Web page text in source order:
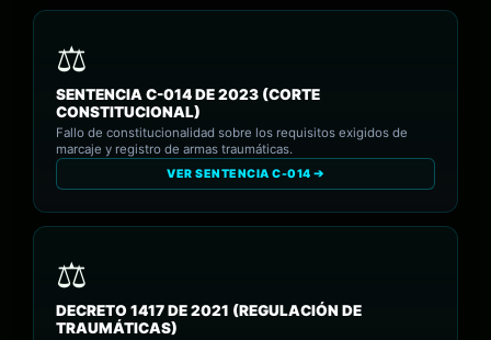
SENTENCIA C-014 DE 2023 (CORTE
CONSTITUCIONAL)
Fallo de constitucionalidad sobre los requisitos exigidos de
marcaje y registro de armas traumáticas.
VER SENTENCIA C-014 ➔
DECRETO 1417 DE 2021 (REGULACIÓN DE
TRAUMÁTICAS)